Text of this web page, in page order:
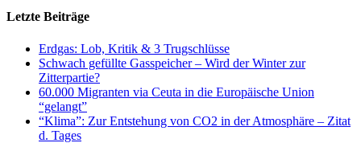
Letzte Beiträge
Erdgas: Lob, Kritik & 3 Trugschlüsse
Schwach gefüllte Gasspeicher – Wird der Winter zur
Zitterpartie?
60.000 Migranten via Ceuta in die Europäische Union
“gelangt”
“Klima”: Zur Entstehung von CO2 in der Atmosphäre – Zitat
d. Tages